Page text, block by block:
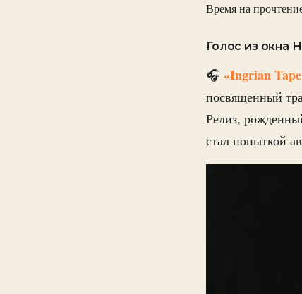
Время на
Голос из окна
🎧 «Ingrian
посвященный
Релиз,
стал попыткой